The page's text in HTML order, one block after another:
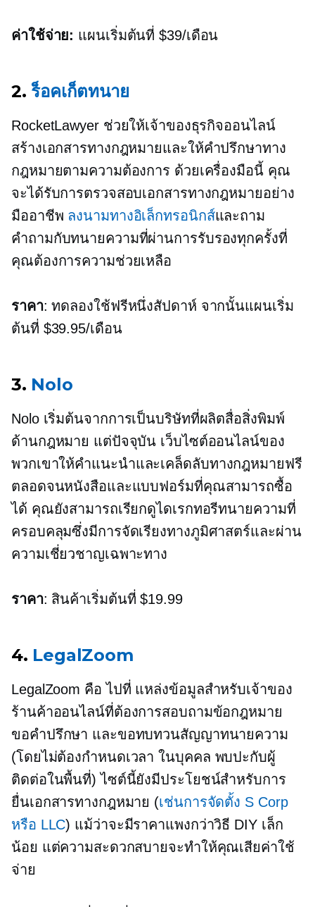
ค่าใช้จ่าย: แผนเริ่มต้นที่ $39/เดือน
2. ร็อคเก็ตทนาย
RocketLawyer ช่วยให้เจ้าของธุรกิจออนไลน์
สร้างเอกสารทางกฎหมายและให้คำปรึกษาทาง
กฎหมายตามความต้องการ ด้วยเครื่องมือนี้ คุณ
จะได้รับการตรวจสอบเอกสารทางกฎหมายอย่าง
มืออาชีพ ลงนามทางอิเล็กทรอนิกส์และถาม
คำถามกับทนายความที่ผ่านการรับรองทุกครั้งที่
คุณต้องการความช่วยเหลือ
ราคา: ทดลองใช้ฟรีหนึ่งสัปดาห์ จากนั้นแผนเริ่ม
ต้นที่ $39.95/เดือน
3. Nolo
Nolo เริ่มต้นจากการเป็นบริษัทที่ผลิตสื่อสิ่งพิมพ์
ด้านกฎหมาย แต่ปัจจุบัน เว็บไซต์ออนไลน์ของ
พวกเขาให้คำแนะนำและเคล็ดลับทางกฎหมายฟรี
ตลอดจนหนังสือและแบบฟอร์มที่คุณสามารถซื้อ
ได้ คุณยังสามารถเรียกดูไดเรกทอรีทนายความที่
ครอบคลุมซึ่งมีการจัดเรียงทางภูมิศาสตร์และผ่าน
ความเชี่ยวชาญเฉพาะทาง
ราคา: สินค้าเริ่มต้นที่ $19.99
4. LegalZoom
LegalZoom คือไปที่ แหล่งข้อมูลสำหรับเจ้าของ
ร้านค้าออนไลน์ที่ต้องการสอบถามข้อกฎหมาย
ขอคำปรึกษา และขอทบทวนสัญญาทนายความ
(โดยไม่ต้องกำหนดเวลาในบุคคล พบปะกับผู้
ติดต่อในพื้นที่) ไซต์นี้ยังมีประโยชน์สำหรับการ
ยื่นเอกสารทางกฎหมาย (เช่นการจัดตั้ง S Corp
หรือ LLC) แม้ว่าจะมีราคาแพงกว่าวิธี DIY เล็ก
น้อย แต่ความสะดวกสบายจะทำให้คุณเสียค่าใช้
จ่าย